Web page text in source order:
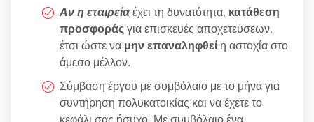
Αν η εταιρείαέχει τη δυνατότητα, κατάθεση
προσφοράςγια επισκευές αποχετεύσεων,
έτσι ώστε να μην επαναληφθεί η αστοχία στο
άμεσο μέλλον.
Σύμβαση έργου με συμβόλαιο με το μήνα για
συντήρηση πολυκατοικίας και να έχετε το